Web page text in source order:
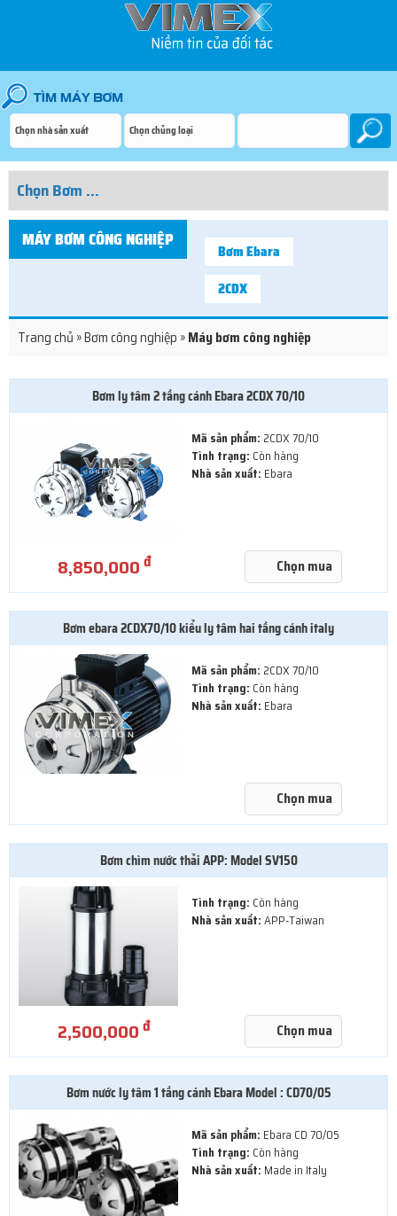
MÁY BƠM CÔNG NGHIỆP
Bơm Ebara
2CDX
Trang chủ »Bơm công nghiệp »Máy bơm công nghiệp
Bơm ly tâm 2 tầng cánh Ebara 2CDX 70/10
Mã sản phẩm: 2CDX 70/10
Tình trạng: Còn hàng
Nhà sản xuất: Ebara
8,850,000đ Chọn mua
Bơm ebara 2CDX70/10 kiểu ly tâm hai tầng cánh italy
Mã sản phẩm: 2CDX 70/10
Tình trạng: Còn hàng
Nhà sản xuất: Ebara
Chọn mua
Bơm chìm nước thải APP: Model SV150
Tình trạng: Còn hàng
Nhà sản xuất:APP-Taiwan
2,500,000đ Chọn mua
Bơm nước ly tâm 1 tầng cánh Ebara Model : CD70/05
Mã sản phẩm: Ebara CD 70/05
Tình trạng: Còn hàng
Nhà sản xuất: Made in Italy